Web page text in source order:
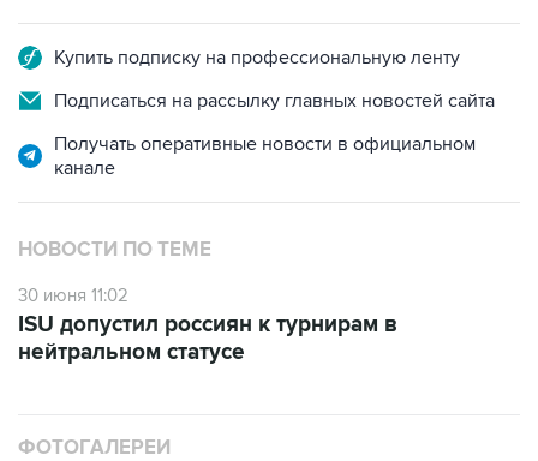
Купить подписку на профессиональную ленту
Подписаться на рассылку главных новостей сайта
Получать оперативные новости в официальном
канале
НОВОСТИ ПО ТЕМЕ
30 июня 11:02
ISU допустил россиян к турнирам в
нейтральном статусе
ФОТОГАЛЕРЕИ